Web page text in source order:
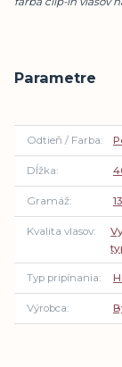
Parametre
Odtieň / Farba
Dĺžka
Gramáž
Kvalita vlasov
Typ pripínania
Výrobca